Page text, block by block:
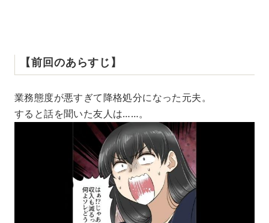
【前回のあらすじ】
業務態度が悪すぎて降格処分になった元夫。
すると話を聞いた友人は……。